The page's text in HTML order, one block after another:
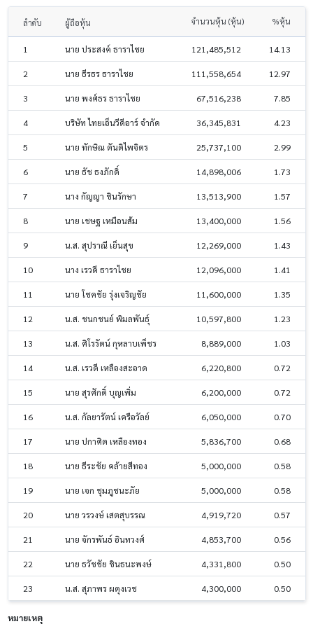
ลำดับ ผู้ถือหุ้น จำนวนหุ้น (หุ้น) %หุ้น
1 นาย ประสงค์ ธาราไชย 121,485,512 14.13
2 นาย ธีรธร ธาราไชย 111,558,654 12.97
3 นาย พงศ์ธร ธาราไชย 67,516,238 7.85
4 บริษัท ไทยเอ็นวีดีอาร์ จำกัด 36,345,831 4.23
5 นาย ทักษิณ ตันติไพจิตร 25,737,100 2.99
6 นาย ธัช ธงภักดิ์ 14,898,006 1.73
7 นาง กัญญา ชินรักษา 13,513,900 1.57
8 นาย เชษฐ เหมือนส้ม 13,400,000 1.56
9 น.ส. สุปราณี เย็นสุข 12,269,000 1.43
10 นาง เรวดี ธาราไชย 12,096,000 1.41
11 นาย โชคชัย รุ่งเจริญชัย 11,600,000 1.35
12 น.ส. ชนกชนย์ พิมลพันธุ์ 10,597,800 1.23
13 น.ส. ศิโรรัตน์ กุหลาบเพ็ชร 8,889,000 1.03
14 น.ส. เรวดี เหลืองสะอาด 6,220,800 0.72
15 นาย สุรศักดิ์ บุญเพิ่ม 6,200,000 0.72
16 น.ส. กัลยารัตน์ เครือวัลย์ 6,050,000 0.70
17 นาย ปกาศิต เหลืองทอง 5,836,700 0.68
18 นาย ธีระชัย คล้ายสีทอง 5,000,000 0.58
19 นาย เจก ชุมภูชนะภัย 5,000,000 0.58
20 นาย วรวงษ์ เสตสุบรรณ 4,919,720 0.57
21 นาย จักรพันธ์ อินทวงศ์ 4,853,700 0.56
22 นาย ธวัชชัย ชินธนะพงษ์ 4,331,800 0.50
23 น.ส. สุภาพร ผดุงเวช 4,300,000 0.50
หมายเหตุ